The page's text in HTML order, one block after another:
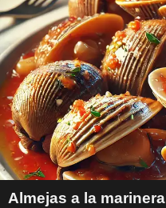
Almejas a la marinera